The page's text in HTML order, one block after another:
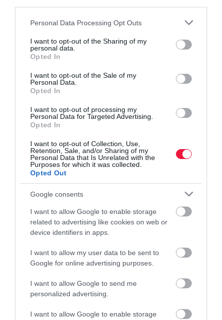
Please note that this website/app uses one or more Google
not limited to your visit or usage behaviour. You may click to
grant or deny consent to Google and its third-party tags to
use your data for below specified purposes in below Google
consent section.
Personal Data Processing Opt Outs
I want to opt-out of the Sharing of my
personal data.
Opted In
I want to opt-out of the Sale of my
Personal Data.
Opted In
I want to opt-out of processing my
Personal Data for Targeted Advertising.
Opted In
I want to opt-out of Collection, Use,
Retention, Sale, and/or Sharing of my
Personal Data that Is Unrelated with the
Purposes for which it was collected.
Opted Out
Google consents
I want to allow Google to enable storage
related to advertising like cookies on web or
device identifiers in apps.
I want to allow my user data to be sent to
Google for online advertising purposes.
I want to allow Google to send me
personalized advertising.
I want to allow Google to enable storage
fogászat fogszabályozás tudás